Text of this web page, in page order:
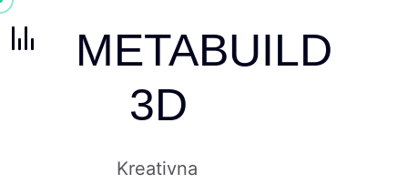
METABUILD
3D
Kreativna